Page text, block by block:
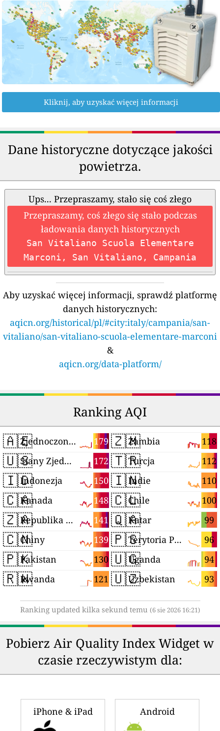
Kliknij, aby uzyskać więcej informacji
Dane historyczne dotyczące jakości
powietrza.
Ups... Przepraszamy, stało się coś złego
Przepraszamy, coś złego się stało podczas
ładowania danych historycznych
San Vitaliano Scuola Elementare
Marconi, San Vitaliano, Campania
Aby uzyskać więcej informacji, sprawdź platformę
danych historycznych:
aqicn.org/historical/pl/#city:italy/campania/san-
vitaliano/san-vitaliano-scuola-elementare-marconi
&
aqicn.org/data-platform/
Ranking AQI
🇦🇪 179
Zjednoczone Emiraty Arabskie
🇺🇸 172
Stany Zjednoczone
🇮🇩 150
Indonezja
🇨🇦 148
Kanada
🇿🇦 141
Republika Południowej Afryki
🇨🇳 139
Chiny
🇵🇰 130
Pakistan
🇷🇼 121
Rwanda
🇿🇲 118
Zambia
🇹🇷 112
Turcja
🇮🇳 110
Indie
🇨🇱 100
Chile
🇶🇦 99
Katar
🇵🇸 96
Terytoria Palestyńskie
🇺🇬 94
Uganda
🇺🇿 93
Uzbekistan
Ranking updated kilka sekund temu (6 sie 2026 16:21)
Pobierz Air Quality Index Widget w
czasie rzeczywistym dla:
iPhone & iPad Android